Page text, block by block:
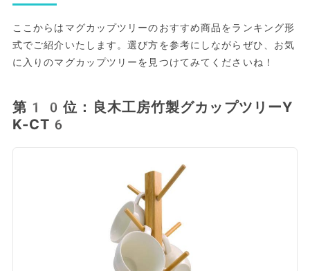
ここからはマグカップツリーのおすすめ商品をランキング形
式でご紹介いたします。選び方を参考にしながらぜひ、お気
に入りのマグカップツリーを見つけてみてくださいね！
第10位：良木工房竹製グカップツリーY
K-CT6